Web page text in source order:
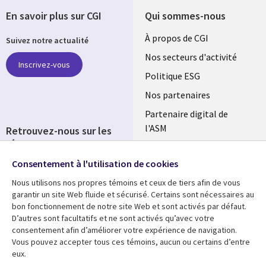
Qui sommes-nous
Useful
links
FRANCE
À propos de CGI
Nos secteurs d'activité
Politique ESG
Nos partenaires
Partenaire digital de
l'ASM
Fusions
Ressources
Library
Links
Articles
Blog
Support
Legal
Accessibilité
En savoir plus sur CGI
Suivez notre actualité
Inscrivez-vous
Retrouvez-nous sur les
réseaux
Social
Media
FRANCE
Consentement à l'utilisation de cookies
Nous utilisons nos propres témoins et ceux de tiers afin de vous
garantir un site Web fluide et sécurisé. Certains sont nécessaires au
bon fonctionnement de notre site Web et sont activés par défaut.
D’autres sont facultatifs et ne sont activés qu’avec votre
consentement afin d’améliorer votre expérience de navigation.
Vous pouvez accepter tous ces témoins, aucun ou certains d’entre
eux.